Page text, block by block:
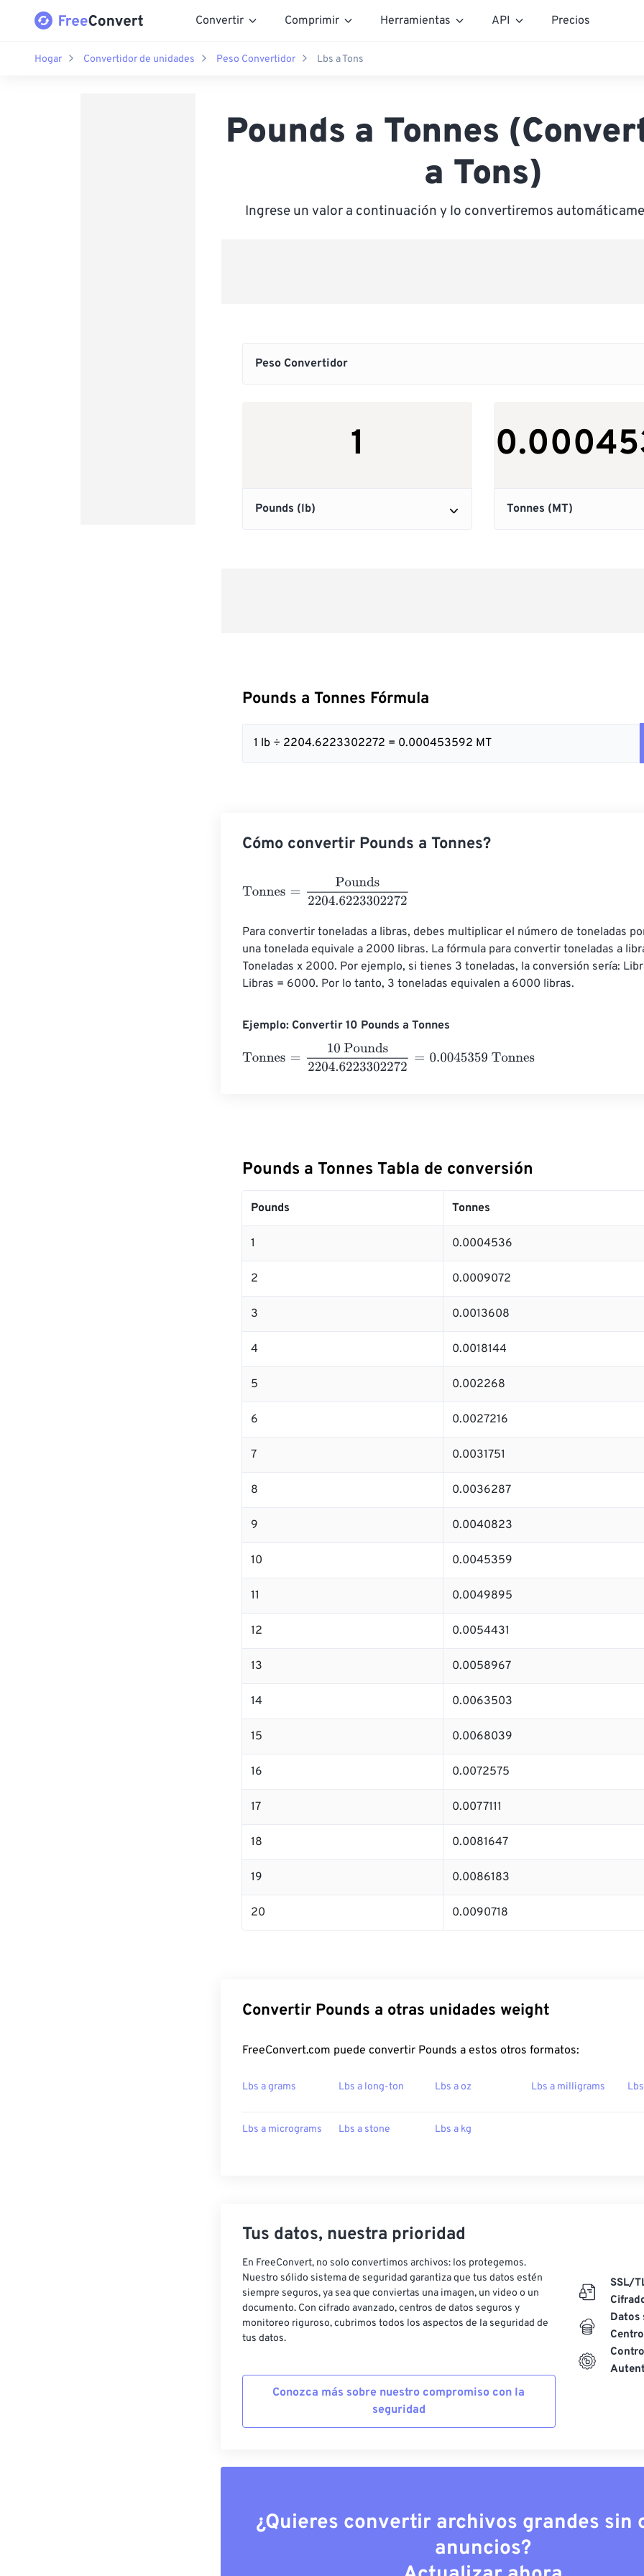
Convertir Comprimir Herramientas API Precios
Hogar Convertidor de unidades Peso Convertidor Lbs a Tons
Pounds a Tonnes
a Tons)
Ingrese un valor a continuación y lo convertiremos
Pounds a Tonnes Fórmula
1 lb ÷ 2204.6223302272 = 0.000453592 MT
Cómo convertir Pounds a Tonnes?
Tonnes 2204.6223302272
Para convertir toneladas a libras, debes multiplicar el número de toneladas
una tonelada equivale a 2000 libras. La fórmula para convertir toneladas a
Toneladas x 2000. Por ejemplo, si tienes 3 toneladas, la conversión sería:
Libras = 6000. Por lo tanto, 3 toneladas equivalen a 6000 libras.
Ejemplo: Convertir 10 Pounds a Tonnes
Tonnes
10 Pounds 2204.6223302272=0.0045359
Pounds a Tonnes Tabla de conversión
Pounds Tonnes
1 0.0004536
2 0.0009072
3 0.0013608
4 0.0018144
5 0.002268
6 0.0027216
7 0.0031751
8 0.0036287
9 0.0040823
10 0.0045359
11 0.0049895
12 0.0054431
13 0.0058967
14 0.0063503
15 0.0068039
16 0.0072575
17 0.0077111
18 0.0081647
19 0.0086183
20 0.0090718
Convertir Pounds a otras unidades weight
FreeConvert.com puede convertir Pounds a estos otros formatos:
Lbs a grams Lbs a long-ton Lbs a oz Lbs a milligrams
Lbs a micrograms Lbs a stone Lbs a kg
Tus datos, nuestra prioridad
En FreeConvert, no solo convertimos archivos: los protegemos.
Nuestro sólido sistema de seguridad garantiza que tus datos estén
siempre seguros, ya sea que conviertas una imagen, un video o un
documento. Con cifrado avanzado, centros de datos seguros y
monitoreo riguroso, cubrimos todos los aspectos de la seguridad de
tus datos.
Conozca más sobre nuestro compromiso con la
seguridad
SSL/
Datos
¿Quieres convertir archivos grandes sin
anuncios?